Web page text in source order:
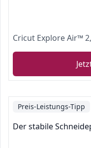
Cricut Explore Air™
Preis-Leistungs-Tipp
Der stabile